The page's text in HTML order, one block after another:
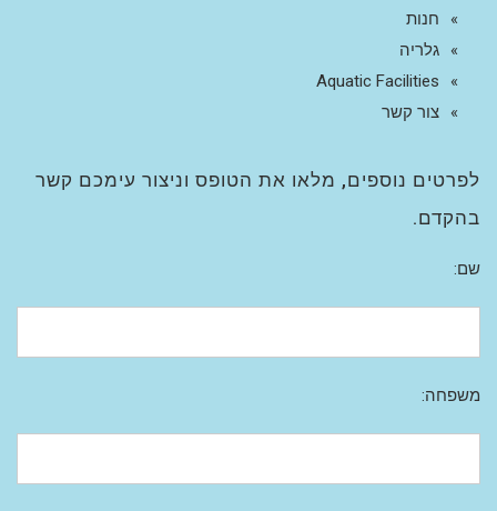
חנות
גלריה
Aquatic Facilities
צור קשר
לפרטים נוספים, מלאו את הטופס וניצור עימכם קשר
בהקדם.
שם:
משפחה: